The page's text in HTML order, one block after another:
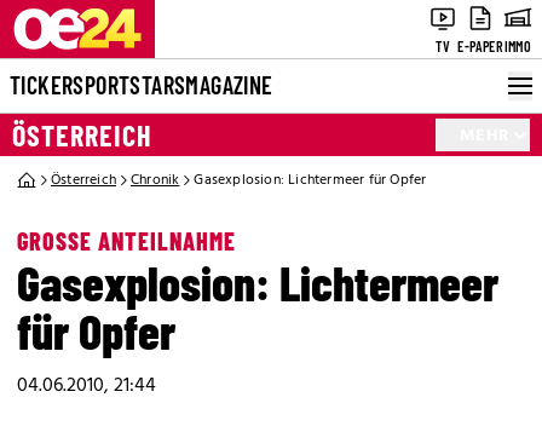
TV E-PAPERIMMO
TICKERSPORTSTARSMAGAZINE
ÖSTERREICH
Österreich Chronik Gasexplosion: Lichtermeer für Opfer
GROSSE ANTEILNAHME
Gasexplosion: Lichtermeer
für Opfer
04.06.2010, 21:44